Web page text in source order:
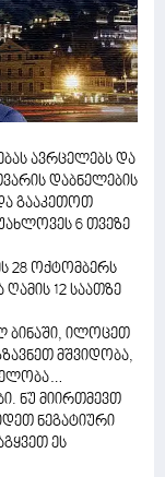
ავრცელებს და
დაბნელების
გააკეთოთ
6 თვეზე
28 ოქტომბერს
12 საათზე
ბინაში, ილოცეთ
მშვიდობა,
ნუ მიირთმევთ
ნეგატიური
ეს